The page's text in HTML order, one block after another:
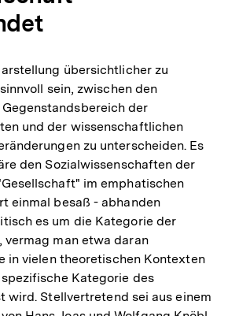
übersichtlicher zu
sein, zwischen den
der
und der wissenschaftlichen
zu unterscheiden. Es
den Sozialwissenschaften der
im emphatischen
einmal besaß - abhanden
es um die Kategorie der
vermag man etwa daran
in vielen theoretischen Kontexten
Kategorie des
wird. Stellvertretend sei aus einem